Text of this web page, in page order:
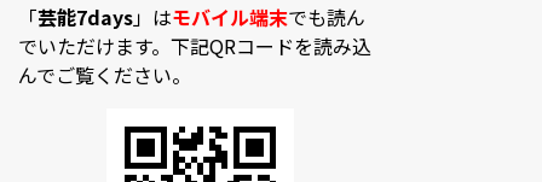
「芸能7days」はモバイル端末でも読ん
でいただけます。下記QRコードを読み込
んでご覧ください。